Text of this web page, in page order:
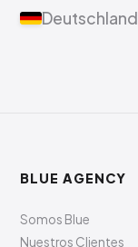
Deutschland
BLUE AGENCY
Somos Blue
Nuestros Clientes